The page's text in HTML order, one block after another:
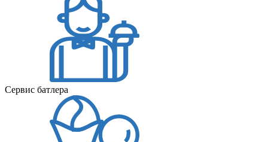
Сервис батлера